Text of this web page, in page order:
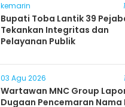
kemarin
Bupati Toba Lantik 39
Tekankan Integritas dan
Pelayanan Publik
03 Agu 2026
Wartawan MNC Group
Dugaan Pencemaran Nama